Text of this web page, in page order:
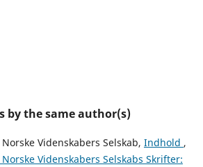
by the same author(s)
Videnskabers Selskab, Indhold ,
Videnskabers Selskabs Skrifter: